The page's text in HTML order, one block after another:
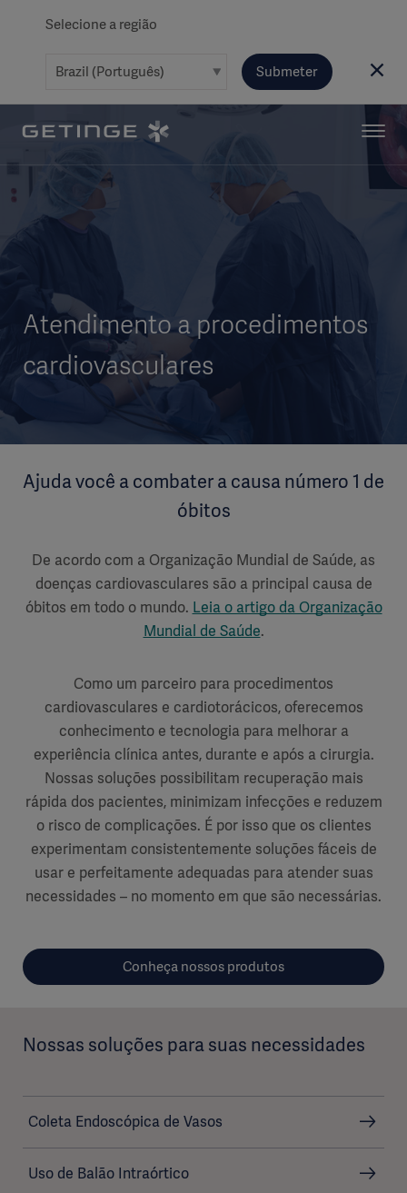
Selecione a região
Submeter
Atendimento a procedimentos
cardiovasculares
Ajuda você a combater a causa número 1 de
óbitos
De acordo com a Organização Mundial de Saúde, as
doenças cardiovasculares são a principal causa de
óbitos em todo o mundo. Leia o artigo da Organização
Mundial de Saúde.
Como um parceiro para procedimentos
cardiovasculares e cardiotorácicos, oferecemos
conhecimento e tecnologia para melhorar a
experiência clínica antes, durante e após a cirurgia.
Nossas soluções possibilitam recuperação mais
rápida dos pacientes, minimizam infecções e reduzem
o risco de complicações. É por isso que os clientes
experimentam consistentemente soluções fáceis de
usar e perfeitamente adequadas para atender suas
necessidades – no momento em que são necessárias.
Conheça nossos produtos
Nossas soluções para suas necessidades
Coleta Endoscópica de Vasos
Uso de Balão Intraórtico